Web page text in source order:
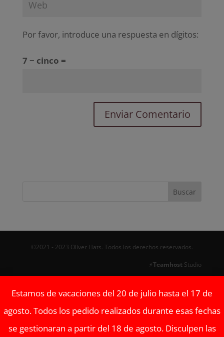
Estamos de vacaciones del 20 de julio hasta el 17 de
agosto. Todos los pedido realizados durante esas fechas
se gestionaran a partir del 18 de agosto. Disculpen las
Por favor, introduce una respuesta en dígitos:
7 − cinco =
©2021 - 2023 Oliver Hats. Todos los derechos reservados.
⚡Teamhost Studio